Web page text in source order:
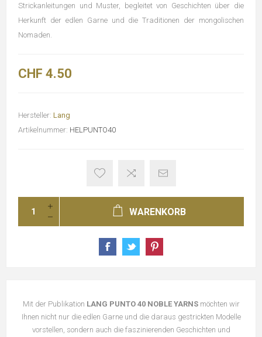
Strickanleitungen und Muster, begleitet von Geschichten über die
Herkunft der edlen Garne und die Traditionen der mongolischen
Nomaden.
CHF 4.50
Hersteller: Lang
Artikelnummer: HELPUNTO40
WARENKORB
Mit der Publikation LANG PUNTO 40 NOBLE YARNSmöchten wir
Ihnen nicht nur die edlen Garne und die daraus gestrickten Modelle
vorstellen, sondern auch die faszinierenden Geschichten und